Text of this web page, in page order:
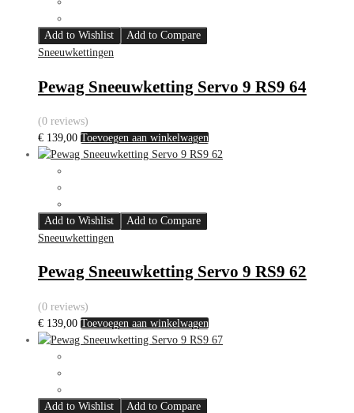
Add to Wishlist
Add to Compare
Sneeuwkettingen
Pewag Sneeuwketting Servo 9 RS9 64
(0 reviews)
€ 139,00 Toevoegen aan winkelwagen
Add to Wishlist
Add to Compare
Sneeuwkettingen
Pewag Sneeuwketting Servo 9 RS9 62
(0 reviews)
€ 139,00 Toevoegen aan winkelwagen
Add to Wishlist
Add to Compare